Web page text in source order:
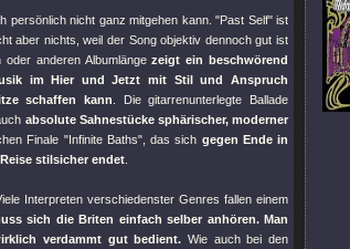
persönlich nicht ganz mitgehen kann."Past Self"ist
aber nichts, weil der Song objektiv dennoch gut ist
oder anderen Albumlängezeigt ein beschwörend
im Hier und Jetzt mit Stil und Anspruch
schaffen kann . Die gitarrenunterlegte Ballade
absolute Sahnestücke sphärischer, moderner
Finale "Infinite Baths", das sich gegen Ende in
stilsicher endet
Interpreten verschiedenster Genres fallen einem
sich die Briten einfach selber anhören. Man
verdammt gut bedient. Wie auch bei den